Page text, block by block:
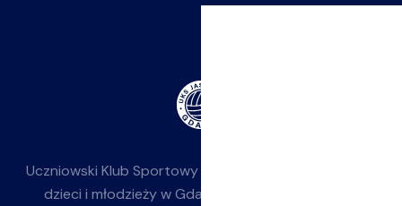
Uczniowski Klub Sportowy
dzieci i młodzieży w Gdańsku-Jasieniu. Działamy